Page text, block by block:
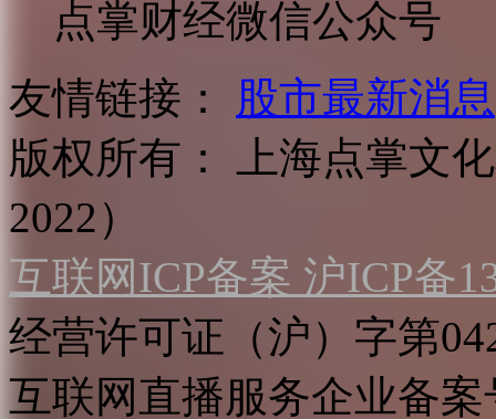
点掌财经微信公众号
友情链接：
股市最新消息
版权所有：
上海点掌文
2022）
互联网ICP备案 沪ICP备
经营许可证（沪）字第
互联网直播服务企业备案